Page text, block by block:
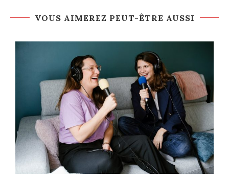
VOUS AIMEREZ PEUT-ÊTRE AUSSI